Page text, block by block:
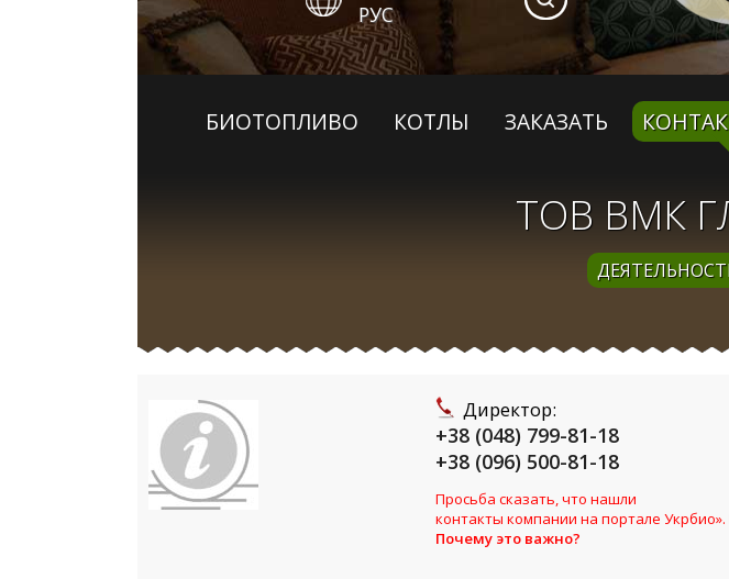
РУС
БИОТОПЛИВО КОТЛЫ ЗАКАЗАТЬ
ТОВ ВМК
Директор:
+38 (048) 799-81-18
+38 (096) 500-81-18
Просьба сказать, что нашли
контакты компании на портале
Почему это важно?